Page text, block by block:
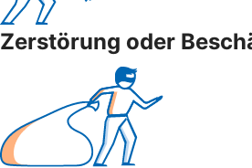
Zerstörung oder